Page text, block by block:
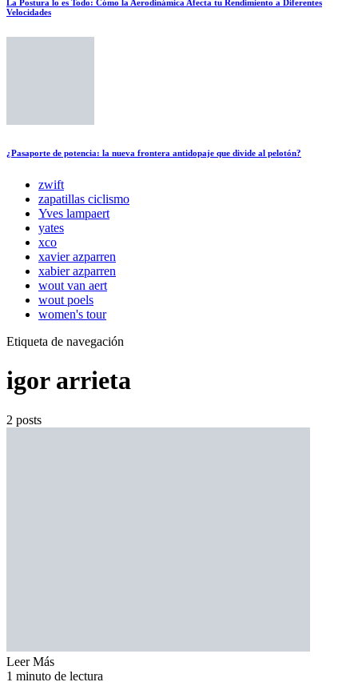
La Postura lo es Todo: Cómo la Aerodinámica Afecta tu Rendimiento a Diferentes
Velocidades
¿Pasaporte de potencia: la nueva frontera antidopaje que divide al pelotón?
zwift
zapatillas ciclismo
Yves lampaert
yates
xco
xavier azparren
xabier azparren
wout van aert
wout poels
women's tour
Etiqueta de navegación
igor arrieta
2 posts
Leer Más
1 minuto de lectura